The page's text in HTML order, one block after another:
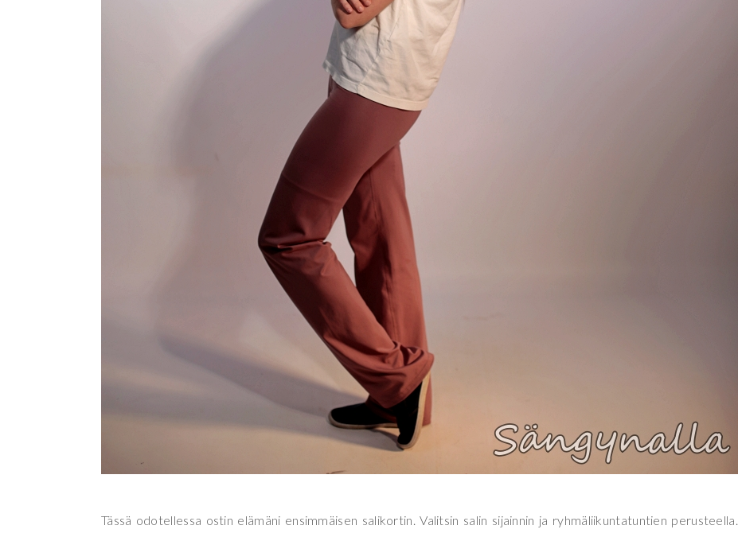
Tässä odotellessa ostin elämäni ensimmäisen salikortin. Valitsin salin sijainnin ja ryhmäliikuntatuntien perusteella.